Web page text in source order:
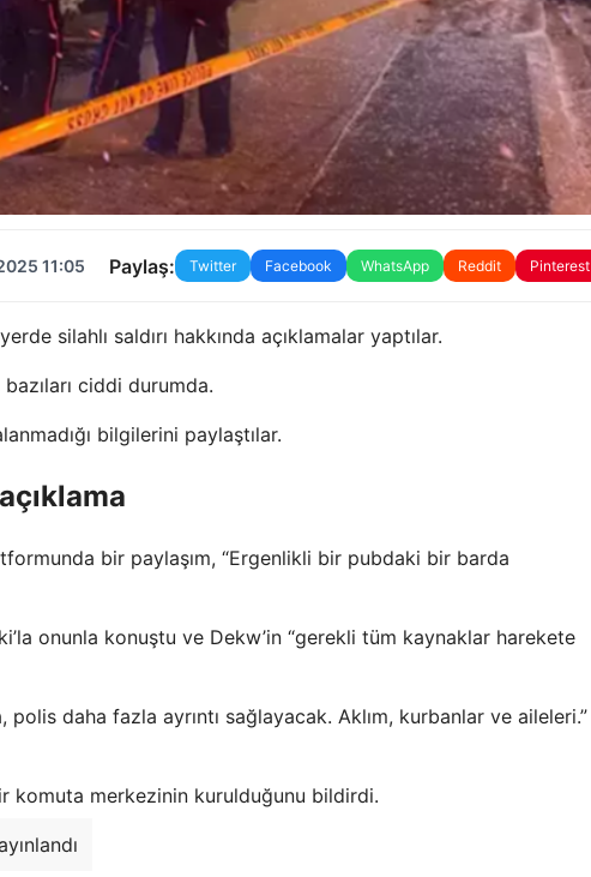
11:05 Paylaş: Twitter Facebook WhatsApp Reddit Pinterest
silahlı saldırı hakkında açıklamalar yaptılar.
ciddi durumda.
bilgilerini paylaştılar.
bir paylaşım, “Ergenlikli bir pubdaki bir barda
onunla konuştu ve Dekw’in “gerekli tüm kaynaklar harekete
daha fazla ayrıntı sağlayacak. Aklım, kurbanlar ve aileleri.”
komuta merkezinin kurulduğunu bildirdi.